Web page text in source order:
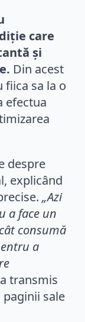
care
și
Din acest
fiica sa la o
efectua
despre
explicând
„Azi
a face un
consumă
a
transmis
sale